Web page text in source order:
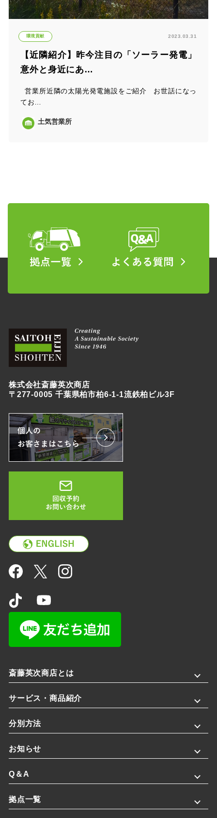
環境貢献 2023.03.31
【近隣紹介】昨今注目の「ソーラー発電」
意外と身近にあ…
営業所近隣の太陽光発電施設をご紹介 お世話になっ
てお…
土気営業所
株式会社斎藤英次商店
〒277-0005 千葉県柏市柏6-1-1流鉄柏ビル3F
斎藤英次商店とは
サービス・商品紹介
分別方法
お知らせ
Q＆A
拠点一覧